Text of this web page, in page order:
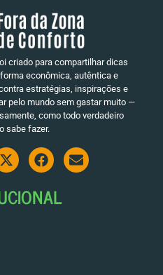
criado para compartilhar dicas
econômica, autêntica e
estratégias, inspirações e
pelo mundo sem gastar muito —
como todo verdadeiro
sabe fazer.